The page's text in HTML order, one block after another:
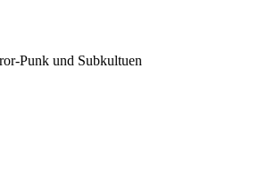
Punk und Subkultuen